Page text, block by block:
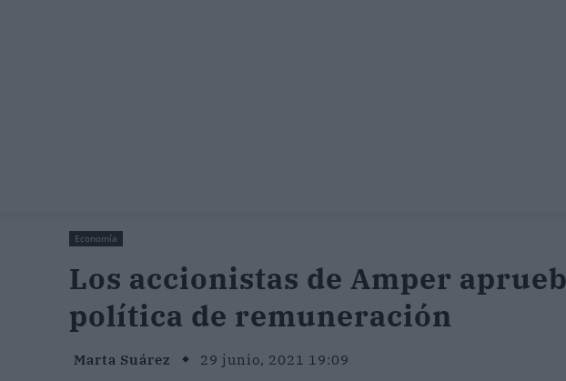
Economía
Los accionistas de Amper
política de remuneración
Marta Suárez 29 junio, 2021 19:09